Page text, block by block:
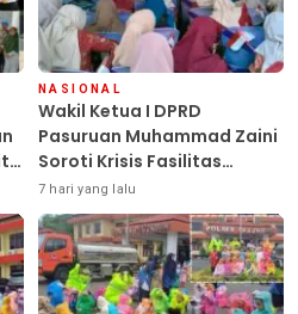
NASIONAL
Wakil Ketua I DPRD
Pasuruan Muhammad Zaini
Soroti Krisis Fasilitas
Sekolah di Tengah Efisiensi
Anggaran
7 hari yang lalu